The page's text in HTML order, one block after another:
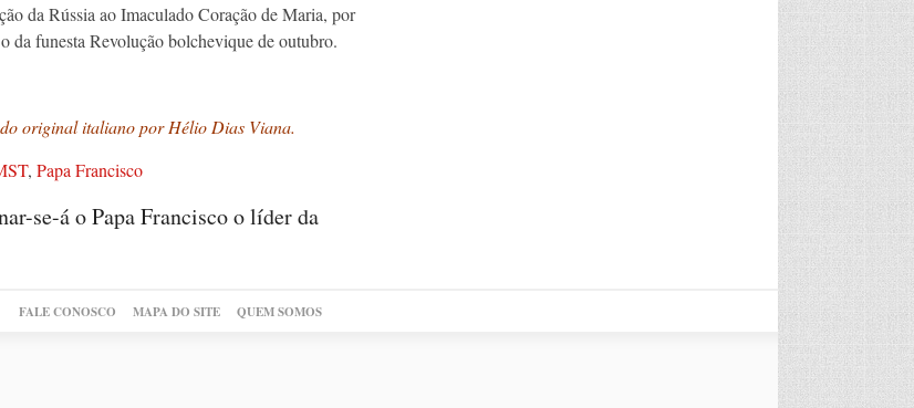
da Rússia ao Imaculado Coração de Maria, por
da funesta Revolução bolchevique de outubro.
original italiano por Hélio Dias Viana.
, Papa Francisco
se-á o Papa Francisco o líder da
FALE CONOSCO MAPA DO SITE QUEM SOMOS